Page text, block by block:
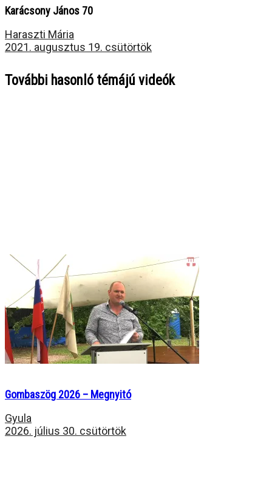
Karácsony János 70
Haraszti Mária
2021. augusztus 19. csütörtök
További hasonló témájú videók
Gombaszög 2026 – Megnyitó
Gyula
2026. július 30. csütörtök